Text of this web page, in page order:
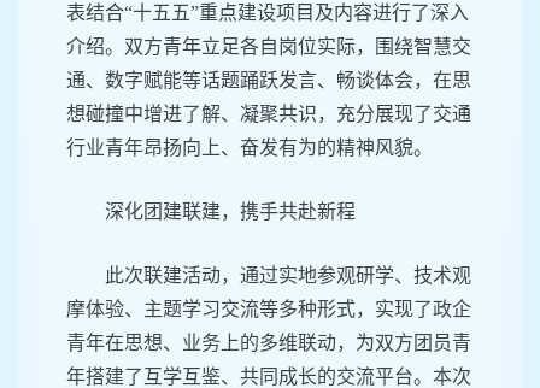
表结合“十五五”重点建设项目及内容进行了深入
介绍。双方青年立足各自岗位实际，围绕智慧交
通、数字赋能等话题踊跃发言、畅谈体会，在思
想碰撞中增进了解、凝聚共识，充分展现了交通
行业青年昂扬向上、奋发有为的精神风貌。
深化团建联建，携手共赴新程
此次联建活动，通过实地参观研学、技术观
摩体验、主题学习交流等多种形式，实现了政企
青年在思想、业务上的多维联动，为双方团员青
年搭建了互学互鉴、共同成长的交流平台。本次